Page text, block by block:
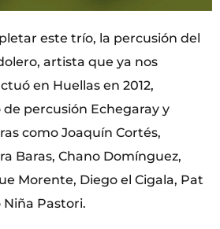
este trío, la percusión del
artista que ya nos
en Huellas en 2012,
percusión Echegaray y
como Joaquín Cortés,
Baras, Chano Domínguez,
Morente, Diego el Cigala, Pat
Pastori.